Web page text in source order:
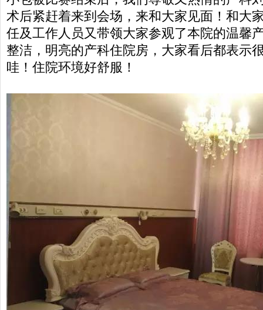
术后紧赶着来到会场，来和大家见面！和大
任及工作人员又带领大家参观了本院的温馨
整洁，明亮的产科住院房，大家看后都表示
哇！住院环境好舒服！